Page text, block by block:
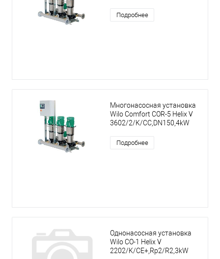
Подробнее
Многонасосная установка
Wilo Comfort COR-5 Helix V
3602/2/K/CC,DN150,4kW
Подробнее
Однонасосная установка
Wilo CO-1 Helix V
2202/K/CE+,Rp2/R2,3kW